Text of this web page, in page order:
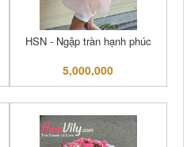
HSN - Ngập tràn hạnh phúc
5,000,000